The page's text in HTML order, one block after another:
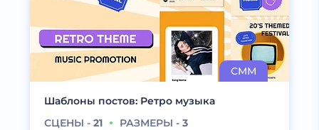
Шаблоны постов: Ретро музыка
СЦЕНЫ - 21 РАЗМЕРЫ - 3